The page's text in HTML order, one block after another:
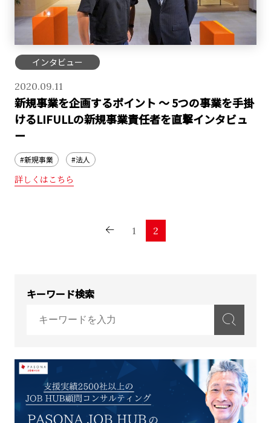
インタビュー
2020.09.11
新規事業を企画するポイント ～ 5つの事業を手掛
けるLIFULLの新規事業責任者を直撃インタビュ
ー
#新規事業 #法人
詳しくはこちら
1 2
キーワード検索